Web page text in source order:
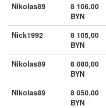
Nikolas89
8 106,00
BYN
Nick1992
8 105,00
BYN
Nikolas89
8 080,00
BYN
Nikolas89
8 050,00
BYN